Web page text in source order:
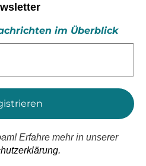
im Überblick
Erfahre mehr in unserer